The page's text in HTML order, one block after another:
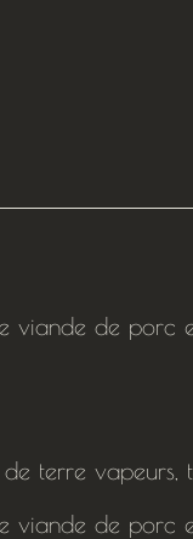
viande de
terre vapeurs,
viande de